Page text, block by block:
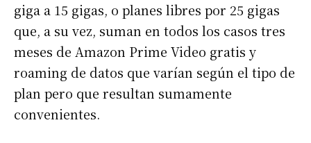
giga a 15 gigas, o planes libres por 25 gigas
que, a su vez, suman en todos los casos tres
meses de Amazon Prime Video gratis y
roaming de datos que varían según el tipo de
plan pero que resultan sumamente
convenientes.